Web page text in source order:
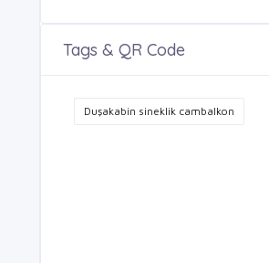
Tags & QR Code
Duşakabin sineklik cambalkon